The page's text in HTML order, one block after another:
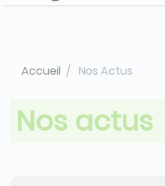
Accueil Nos Actus
Nos actus